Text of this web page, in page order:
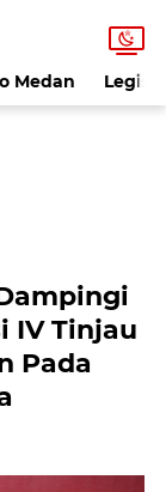
Medan
IV Tinjau
Pada